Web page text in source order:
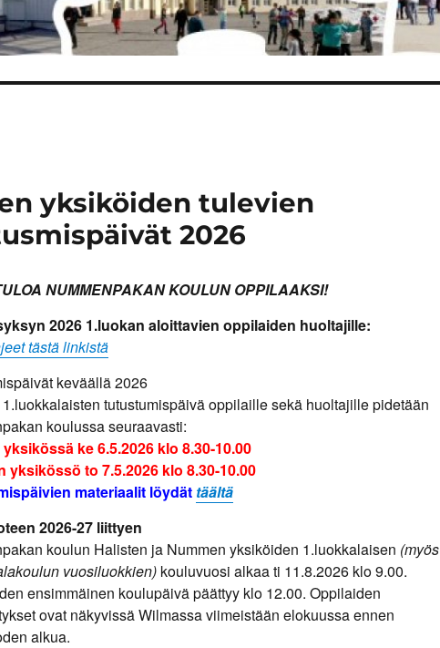
yksiköiden tulevien
2026
NUMMENPAKAN KOULUN OPPILAAKSI!
2026 1.luokan aloittavien oppilaiden huoltajille:
tästä linkistä
keväällä 2026
tutustumispäivä oppilaille sekä huoltajille pidetään
koulussa seuraavasti:
ke 6.5.2026 klo 8.30-10.00
yksikössö to 7.5.2026 klo 8.30-10.00
materiaalit löydät täältä
2026-27 liittyen
koulun Halisten ja Nummen yksiköiden 1.luokkalaisen (myös
vuosiluokkien)kouluvuosi alkaa ti 11.8.2026 klo 9.00.
ensimmäinen koulupäivä päättyy klo 12.00. Oppilaiden
ovat näkyvissä Wilmassa viimeistään elokuussa ennen
alkua.